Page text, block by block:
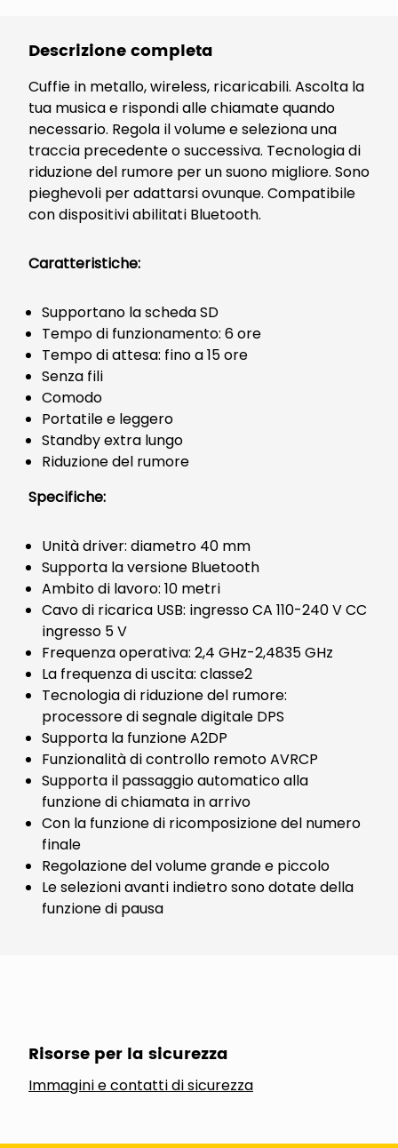
Descrizione completa
Cuffie in metallo, wireless, ricaricabili. Ascolta la
tua musica e rispondi alle chiamate quando
necessario. Regola il volume e seleziona una
traccia precedente o successiva. Tecnologia di
riduzione del rumore per un suono migliore. Sono
pieghevoli per adattarsi ovunque. Compatibile
con dispositivi abilitati Bluetooth.
Caratteristiche:
Supportano la scheda SD
Tempo di funzionamento: 6 ore
Tempo di attesa: fino a 15 ore
Senza fili
Comodo
Portatile e leggero
Standby extra lungo
Riduzione del rumore
Specifiche:
Unità driver: diametro 40 mm
Supporta la versione Bluetooth
Ambito di lavoro: 10 metri
Cavo di ricarica USB: ingresso CA 110-240 V CC
ingresso 5 V
Frequenza operativa: 2,4 GHz-2,4835 GHz
La frequenza di uscita: classe2
Tecnologia di riduzione del rumore:
processore di segnale digitale DPS
Supporta la funzione A2DP
Funzionalità di controllo remoto AVRCP
Supporta il passaggio automatico alla
funzione di chiamata in arrivo
Con la funzione di ricomposizione del numero
finale
Regolazione del volume grande e piccolo
Le selezioni avanti indietro sono dotate della
funzione di pausa
Risorse per la sicurezza
Immagini e contatti di sicurezza